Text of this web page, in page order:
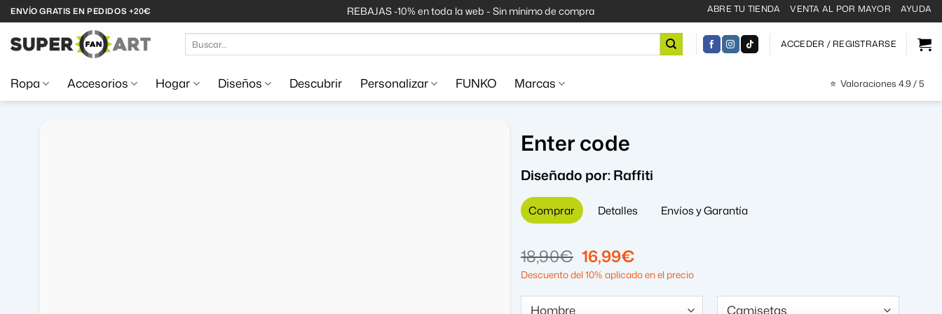
Saltar
al
contenido
ENVÍO GRATIS EN PEDIDOS +20€ REBAJAS -10% en toda la web - Sin mínimo de compra ABRE TU TIENDA VENTA AL POR MAYOR AYUDA
por:
ACCEDER / REGISTRARSE
Ropa Accesorios Hogar Diseños Descubrir Personalizar FUNKO Marcas ⭐ Valoraciones 4.9 / 5
Enter code
Diseñado por:Raffiti
Comprar Detalles Envíos y Garantía
18,90€ El
precio
original
era:
16,99€El
precio
actual
es:
Descuento del 10% aplicado en el precio